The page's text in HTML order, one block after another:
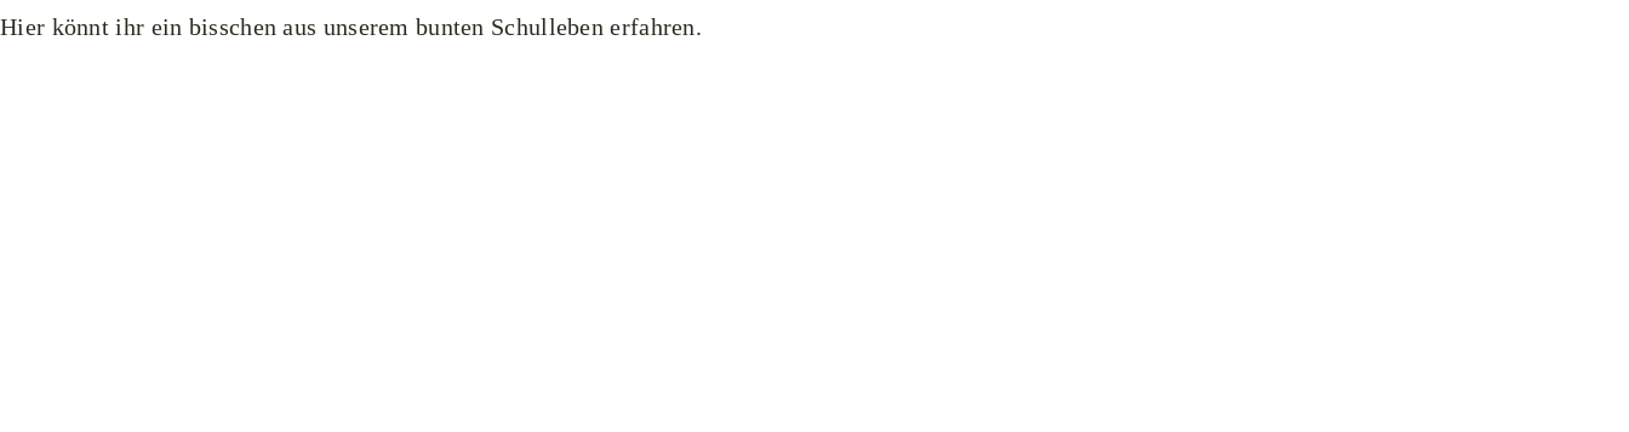
Hier könnt ihr ein bisschen aus unserem bunten Schulleben erfahren.